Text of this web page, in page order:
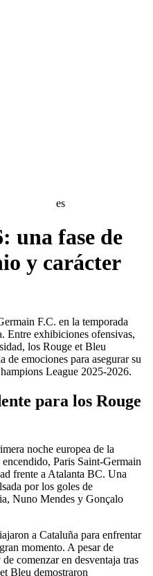
es
una fase de
y carácter
F.C. en la temporada
Entre exhibiciones ofensivas,
los Rouge et Bleu
de emociones para asegurar su
League 2025-2026.
para los Rouge
noche europea de la
Paris Saint-Germain
frente a Atalanta BC. Una
por los goles de
Nuno Mendes y Gonçalo
a Cataluña para enfrentar
momento. A pesar de
comenzar en desventaja tras
Bleu demostraron